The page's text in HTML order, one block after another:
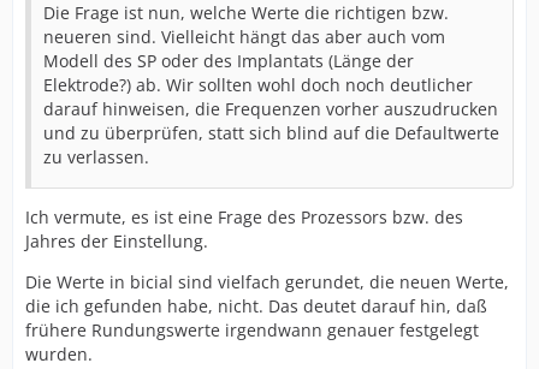
Die Frage ist nun, welche Werte die richtigen bzw.
neueren sind. Vielleicht hängt das aber auch vom
Modell des SP oder des Implantats (Länge der
Elektrode?) ab. Wir sollten wohl doch noch deutlicher
darauf hinweisen, die Frequenzen vorher auszudrucken
und zu überprüfen, statt sich blind auf die Defaultwerte
zu verlassen.
Ich vermute, es ist eine Frage des Prozessors bzw. des
Jahres der Einstellung.
Die Werte in bicial sind vielfach gerundet, die neuen Werte,
die ich gefunden habe, nicht. Das deutet darauf hin, daß
frühere Rundungswerte irgendwann genauer festgelegt
wurden.